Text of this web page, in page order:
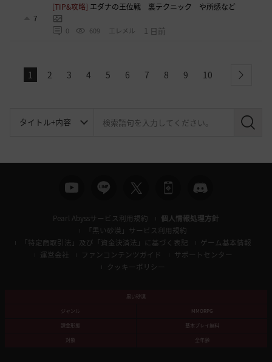
7
[TIP&攻略] エダナの王位戦 裏テクニック や所感など
0 609 エレメル 1 日前
1 2 3 4 5 6 7 8 9 10 next
検
Pearl Abyssサービス利用規約
個人情報処理方針
「黒い砂漠」サービス利用規約
「特定商取引法」及び「資金決済法」に基づく表記
ゲーム基本情報
運営会社
ファンコンテンツガイド
サポートセンター
クッキーポリシー
黒い砂漠
ジャンル
MMORPG
課金形態
基本プレイ無料
対象
全年齢